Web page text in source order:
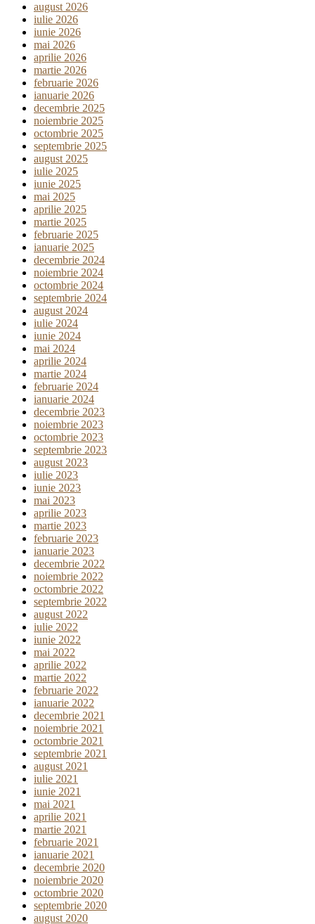
august 2026
iulie 2026
iunie 2026
mai 2026
aprilie 2026
martie 2026
februarie 2026
ianuarie 2026
decembrie 2025
noiembrie 2025
octombrie 2025
septembrie 2025
august 2025
iulie 2025
iunie 2025
mai 2025
aprilie 2025
martie 2025
februarie 2025
ianuarie 2025
decembrie 2024
noiembrie 2024
octombrie 2024
septembrie 2024
august 2024
iulie 2024
iunie 2024
mai 2024
aprilie 2024
martie 2024
februarie 2024
ianuarie 2024
decembrie 2023
noiembrie 2023
octombrie 2023
septembrie 2023
august 2023
iulie 2023
iunie 2023
mai 2023
aprilie 2023
martie 2023
februarie 2023
ianuarie 2023
decembrie 2022
noiembrie 2022
octombrie 2022
septembrie 2022
august 2022
iulie 2022
iunie 2022
mai 2022
aprilie 2022
martie 2022
februarie 2022
ianuarie 2022
decembrie 2021
noiembrie 2021
octombrie 2021
septembrie 2021
august 2021
iulie 2021
iunie 2021
mai 2021
aprilie 2021
martie 2021
februarie 2021
ianuarie 2021
decembrie 2020
noiembrie 2020
octombrie 2020
septembrie 2020
august 2020